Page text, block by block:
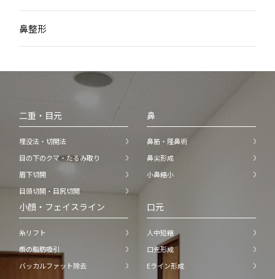
鼻整形
二重・目元
埋没法・切開法
目の下のクマ・たるみ取り
眉下切開
目頭切開・目尻切開
鼻
鼻筋・隆鼻術
鼻尖形成
小鼻縮小
小顔・フェイスライン
糸リフト
顔の脂肪吸引
バッカルファット除去
口元
人中短縮
口元形成
Eライン形成